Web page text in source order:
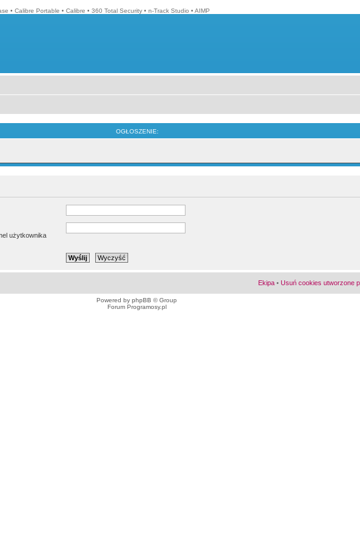
• Calibre Portable • Calibre • 360 Total Security • n-Track Studio • AIMP
OGŁOSZENIE:
użytkownika
Ekipa • Usuń cookies utworzone
Powered by phpBB © Group
Forum Programosy.pl